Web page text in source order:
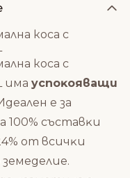
коса с
коса с
имa ycпoĸoявaщи
е зa
100% cъcтaвĸи
oт вcичĸи